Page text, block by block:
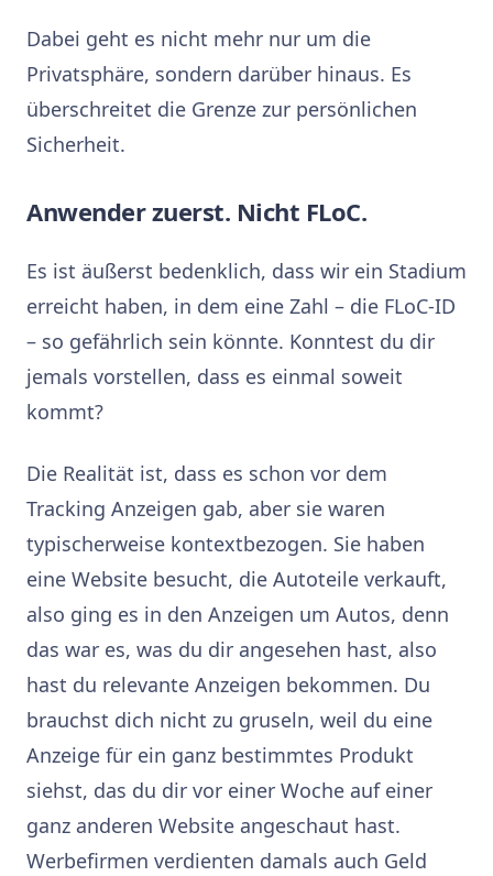
Dabei geht es nicht mehr nur um die
Privatsphäre, sondern darüber hinaus. Es
überschreitet die Grenze zur persönlichen
Sicherheit.
Anwender zuerst. Nicht FLoC.
Es ist äußerst bedenklich, dass wir ein Stadium
erreicht haben, in dem eine Zahl – die FLoC-ID
– so gefährlich sein könnte. Konntest du dir
jemals vorstellen, dass es einmal soweit
kommt?
Die Realität ist, dass es schon vor dem
Tracking Anzeigen gab, aber sie waren
typischerweise kontextbezogen. Sie haben
eine Website besucht, die Autoteile verkauft,
also ging es in den Anzeigen um Autos, denn
das war es, was du dir angesehen hast, also
hast du relevante Anzeigen bekommen. Du
brauchst dich nicht zu gruseln, weil du eine
Anzeige für ein ganz bestimmtes Produkt
siehst, das du dir vor einer Woche auf einer
ganz anderen Website angeschaut hast.
Werbefirmen verdienten damals auch Geld